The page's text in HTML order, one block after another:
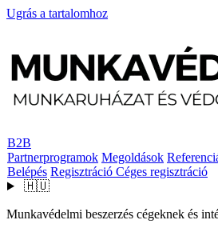
Ugrás a tartalomhoz
B2B
Partnerprogramok Megoldások
Belépés Regisztráció Céges regisztráció
🇭🇺
Munkavédelmi beszerzés cégeknek és